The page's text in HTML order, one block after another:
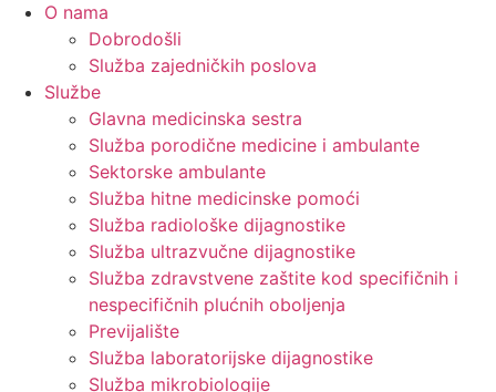
O nama
Dobrodošli
Služba zajedničkih poslova
Službe
Glavna medicinska sestra
Služba porodične medicine i ambulante
Sektorske ambulante
Služba hitne medicinske pomoći
Služba radiološke dijagnostike
Služba ultrazvučne dijagnostike
Služba zdravstvene zaštite kod specifičnih i
nespecifičnih plućnih oboljenja
Previjalište
Služba laboratorijske dijagnostike
Služba mikrobiologije